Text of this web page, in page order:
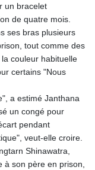
un bracelet
de quatre mois.
ses bras plusieurs
tout comme des
couleur habituelle
certains "Nous
a estimé Janthana
un congé pour
pendant
veut-elle croire.
Shinawatra,
à son père en prison,